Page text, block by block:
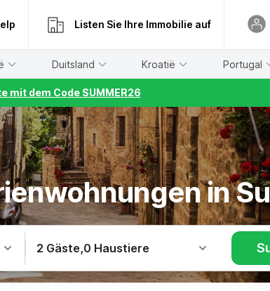
Listen Sie Ihre Immobilie auf
Duitsland Kroatië Portugal
mit dem Code SUMMER26
in
2 Gäste,0 Haustiere